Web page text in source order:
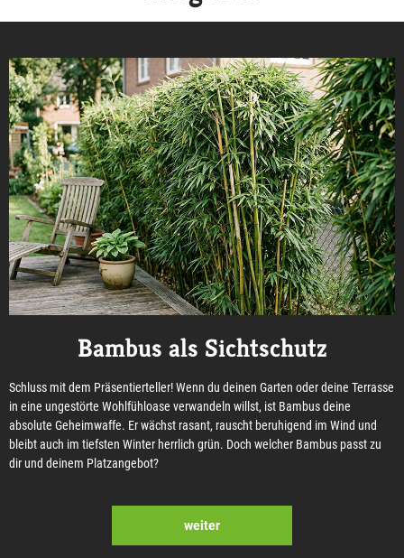
Bambus als Sichtschutz
Schluss mit dem Präsentierteller! Wenn du deinen Garten oder deine Terrasse
in eine ungestörte Wohlfühloase verwandeln willst, ist Bambus deine
absolute Geheimwaffe. Er wächst rasant, rauscht beruhigend im Wind und
bleibt auch im tiefsten Winter herrlich grün. Doch welcher Bambus passt zu
dir und deinem Platzangebot?
weiter